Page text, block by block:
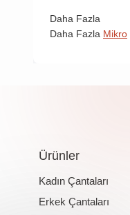
Daha Fazla
Daha Fazla Mikro
Ürünler
Kadın Çantaları
Erkek Çantaları